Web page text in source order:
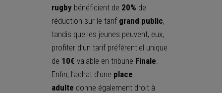
rugby bénéficient de 20% de
réduction sur le tarif grand public,
tandis que les jeunes peuvent, eux,
profiter d’un tarif préférentiel unique
de 10€ valable en tribune Finale
Enfin, l’achat d’une place
adulte donne également droit à